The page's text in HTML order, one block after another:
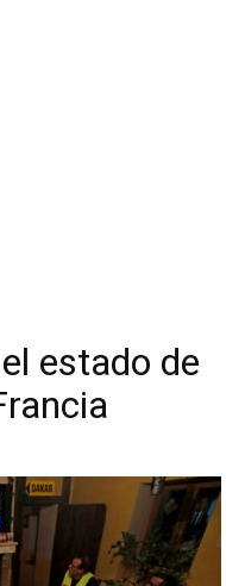
estado de